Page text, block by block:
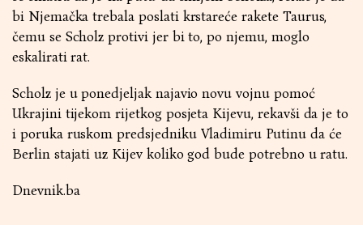
bi Njemačka trebala poslati krstareće rakete Taurus,
čemu se Scholz protivi jer bi to, po njemu, moglo
eskalirati rat.
Scholz je u ponedjeljak najavio novu vojnu pomoć
Ukrajini tijekom rijetkog posjeta Kijevu, rekavši da je to
i poruka ruskom predsjedniku Vladimiru Putinu da će
Berlin stajati uz Kijev koliko god bude potrebno u ratu.
Dnevnik.ba